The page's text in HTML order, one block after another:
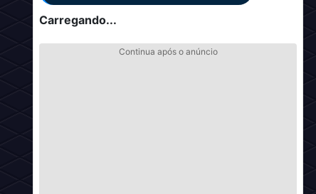
Carregando...